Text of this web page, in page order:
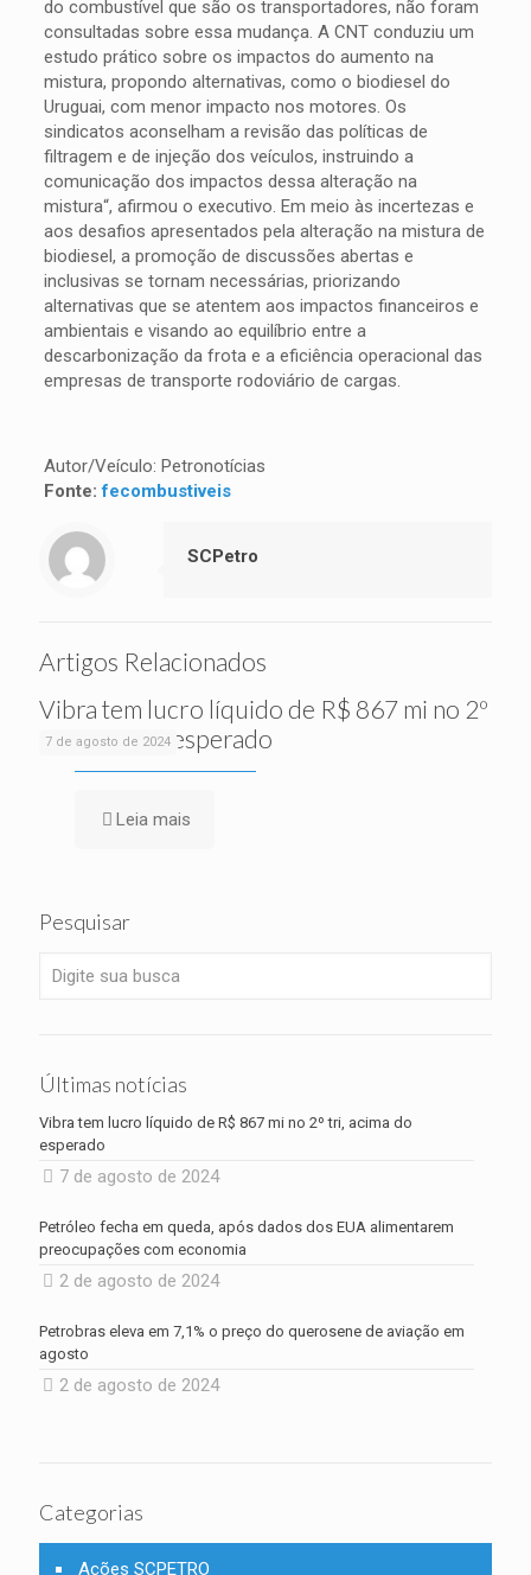
do combustível que são os transportadores, não foram
consultadas sobre essa mudança. A CNT conduziu um
estudo prático sobre os impactos do aumento na
mistura, propondo alternativas, como o biodiesel do
Uruguai, com menor impacto nos motores. Os
sindicatos aconselham a revisão das políticas de
filtragem e de injeção dos veículos, instruindo a
comunicação dos impactos dessa alteração na
mistura“, afirmou o executivo. Em meio às incertezas e
aos desafios apresentados pela alteração na mistura de
biodiesel, a promoção de discussões abertas e
inclusivas se tornam necessárias, priorizando
alternativas que se atentem aos impactos financeiros e
ambientais e visando ao equilíbrio entre a
descarbonização da frota e a eficiência operacional das
empresas de transporte rodoviário de cargas.
Autor/Veículo: Petronotícias
Fonte:fecombustiveis
SCPetro
Artigos Relacionados
7 de agosto de 2024
Vibra tem lucro líquido de R$ 867 mi no 2º
tri, acima do esperado
Leia mais
Pesquisar
Últimas notícias
Vibra tem lucro líquido de R$ 867 mi no 2º tri, acima do
esperado
7 de agosto de 2024
Petróleo fecha em queda, após dados dos EUA alimentarem
preocupações com economia
2 de agosto de 2024
Petrobras eleva em 7,1% o preço do querosene de aviação em
agosto
2 de agosto de 2024
Categorias
Ações SCPETRO